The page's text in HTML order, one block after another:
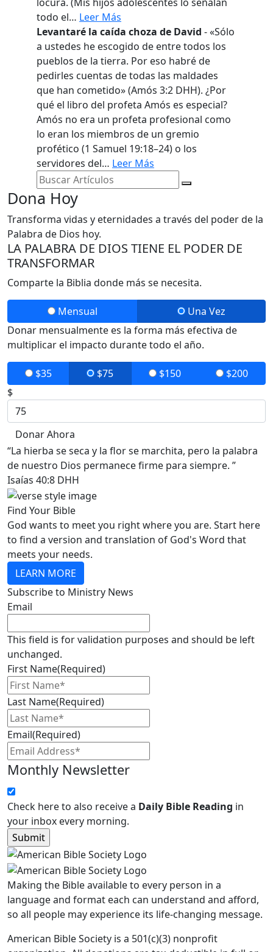
todo el… Leer Más
Levantaré la caída choza de David - «Sólo
a ustedes he escogido de entre todos los
pueblos de la tierra. Por eso habré de
pedirles cuentas de todas las maldades
que han cometido» (Amós 3:2 DHH). ¿Por
qué el libro del profeta Amós es especial?
Amós no era un profeta profesional como
lo eran los miembros de un gremio
profético (1 Samuel 19:18–24) o los
servidores del… Leer Más
Dona Hoy
Transforma vidas y eternidades a través del poder de la
Palabra de Dios hoy.
LA PALABRA DE DIOS TIENE EL PODER DE
TRANSFORMAR​
Comparte la Biblia donde más se necesita.
Mensual
Una Vez
Donar mensualmente es la forma más efectiva de
multiplicar el impacto durante todo el año.
$35 $75 $150
$200
$
Donar Ahora
“La hierba se seca y la flor se marchita, pero la palabra
de nuestro Dios permanece firme para siempre. ”
Isaías 40:8 DHH
Find Your Bible
God wants to meet you right where you are. Start here
to find a version and translation of God's Word that
meets your needs.
LEARN MORE
Subscribe to Ministry News
Email
This field is for validation purposes and should be left
unchanged.
First Name(Required)
Last Name(Required)
Email(Required)
Monthly Newsletter
Check here to also receive a Daily Bible Reading in
your inbox every morning.
Making the Bible available to every person in a
language and format each can understand and afford,
so all people may experience its life-changing message.
American Bible Society is a 501(c)(3) nonprofit